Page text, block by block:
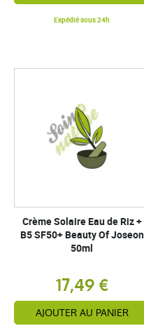
Expédié sous 24h
Crème Solaire Eau de Riz +
B5 SF50+ Beauty Of Joseon
50ml
17,49 €
AJOUTER AU PANIER